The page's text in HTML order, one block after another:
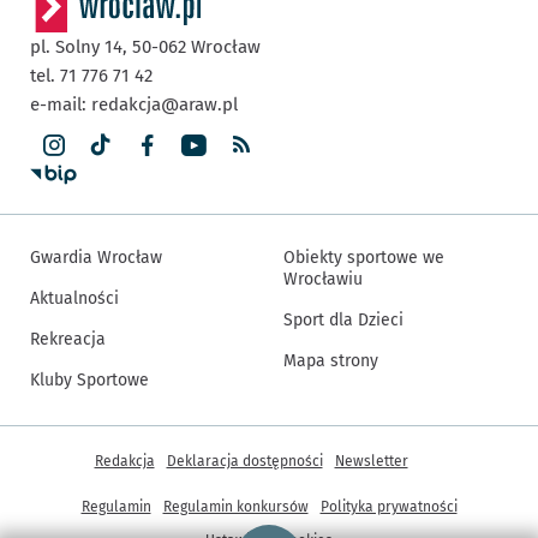
pl. Solny 14, 50-062 Wrocław
tel. 71 776 71 42
e-mail: redakcja@araw.pl
Gwardia Wrocław
Aktualności
Rekreacja
Kluby Sportowe
Obiekty sportowe we
Wrocławiu
Sport dla Dzieci
Mapa strony
Inne informacje
Redakcja Deklaracja dostępności Newsletter
Regulamin Regulamin konkursów
Polityka prywatności